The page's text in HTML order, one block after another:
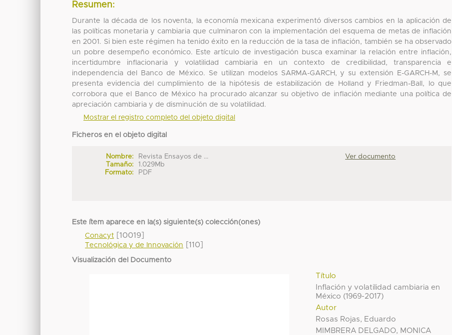
Resumen:
Durante la década de los noventa, la economía mexicana experimentó diversos cambios en la aplicación de
las políticas monetaria y cambiaria que culminaron con la implementación del esquema de metas de inflación
en 2001. Si bien este régimen ha tenido éxito en la reducción de la tasa de inflación, también se ha observado
un pobre desempeño económico. Este artículo de investigación busca examinar la relación entre inflación,
incertidumbre inflacionaria y volatilidad cambiaria en un contexto de credibilidad, transparencia e
independencia del Banco de México. Se utilizan modelos SARMA-GARCH, y su extensión E-GARCH-M, se
presenta evidencia del cumplimiento de la hipótesis de estabilización de Holland y Friedman-Ball, lo que
corrobora que el Banco de México ha procurado alcanzar su objetivo de inflación mediante una política de
apreciación cambiaria y de disminución de su volatilidad.
Mostrar el registro completo del objeto digital
Ficheros en el objeto digital
Nombre:
Revista Ensayos de ...
Tamaño:
1.029Mb
Formato:
PDF
Ver documento
Este ítem aparece en la(s) siguiente(s) colección(ones)
Conacyt [10019]
Tecnológica y de Innovación [110]
Visualización del Documento
Título
Inflación y volatilidad cambiaria en
México (1969-2017)
Autor
Rosas Rojas, Eduardo
MIMBRERA DELGADO, MONICA